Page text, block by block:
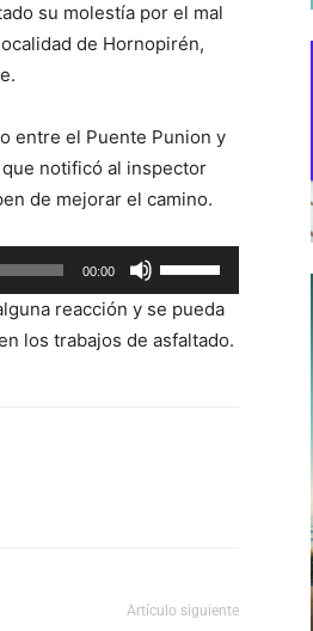
su molestía por el mal
de Hornopirén,
entre el Puente Punion y
notificó al inspector
de mejorar el camino.
00:00
las
teclas
de
volumen.
reacción y se pueda
los trabajos de asfaltado.
Artículo siguiente